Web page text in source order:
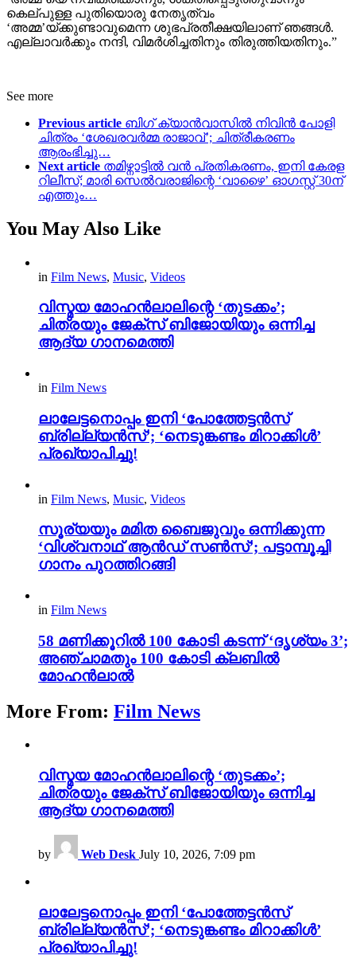
കെല്പുള്ള പുതിയൊരു നേതൃത്വം
‘അമ്മ’യ്ക്കുണ്ടാവുമെന്ന ശുഭപ്രതീക്ഷയിലാണ് ഞങ്ങൾ.
എല്ലാവർക്കും നന്ദി, വിമർശിച്ചതിനും തിരുത്തിയതിനും.”
See more
Previous article ബിഗ് ക്യാൻവാസിൽ നിവിൻ പോളി
ചിത്രം ‘ശേഖരവർമ്മ രാജാവ്’; ചിത്രീകരണം
ആരംഭിച്ചു…
Next article തമിഴ്നാട്ടിൽ വൻ പ്രതികരണം, ഇനി കേരള
റിലീസ്; മാരി സെൽവരാജിന്റെ ‘വാഴൈ’ ഓഗസ്റ്റ് 30ന്
എത്തും…
You May Also Like
in Film News, Music, Videos
വിസ്മയ മോഹൻലാലിന്റെ ‘തുടക്കം’;
ചിത്രയും ജേക്സ് ബിജോയിയും ഒന്നിച്ച
ആദ്യ ഗാനമെത്തി
in Film News
ലാലേട്ടനൊപ്പം ഇനി ‘പോത്തേട്ടൻസ്
ബ്രില്ല്യൻസ്’; ‘നെടുങ്കണ്ടം മിറാക്കിൾ’
പ്രഖ്യാപിച്ചു!
in Film News, Music, Videos
സൂര്യയും മമിത ബൈജുവും ഒന്നിക്കുന്ന
‘വിശ്വനാഥ് ആൻഡ് സൺസ്’; പട്ടാമ്പൂച്ചി
ഗാനം പുറത്തിറങ്ങി
in Film News
58 മണിക്കൂറിൽ 100 കോടി കടന്ന് ‘ദൃശ്യം 3’;
അഞ്ചാമതും 100 കോടി ക്ലബിൽ
മോഹൻലാൽ
More From: Film News
വിസ്മയ മോഹൻലാലിന്റെ ‘തുടക്കം’;
ചിത്രയും ജേക്സ് ബിജോയിയും ഒന്നിച്ച
ആദ്യ ഗാനമെത്തി
by Web Desk July 10, 2026, 7:09 pm
ലാലേട്ടനൊപ്പം ഇനി ‘പോത്തേട്ടൻസ്
ബ്രില്ല്യൻസ്’; ‘നെടുങ്കണ്ടം മിറാക്കിൾ’
പ്രഖ്യാപിച്ചു!